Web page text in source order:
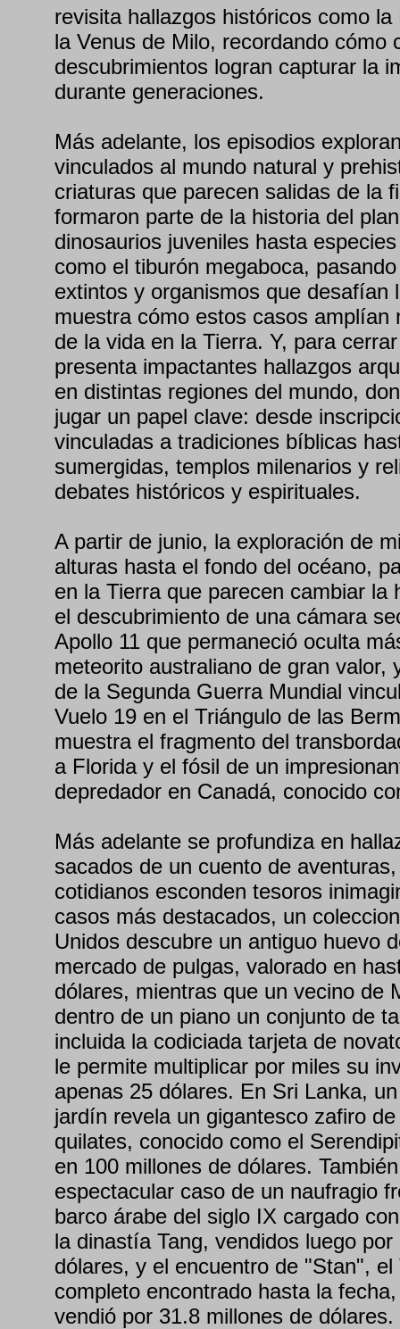
revisita hallazgos históricos como
la Venus de Milo, recordando cómo
descubrimientos logran capturar la
durante generaciones.
Más adelante, los episodios
vinculados al mundo natural y
criaturas que parecen salidas de la
formaron parte de la historia del
dinosaurios juveniles hasta
como el tiburón megaboca,
extintos y organismos que desafían
muestra cómo estos casos amplían
de la vida en la Tierra. Y, para
presenta impactantes hallazgos
en distintas regiones del mundo,
jugar un papel clave: desde
vinculadas a tradiciones bíblicas
sumergidas, templos milenarios y
debates históricos y espirituales.
A partir de junio, la exploración de
alturas hasta el fondo del océano,
en la Tierra que parecen cambiar la
el descubrimiento de una cámara
Apollo 11 que permaneció oculta
meteorito australiano de gran valor,
de la Segunda Guerra Mundial
Vuelo 19 en el Triángulo de las
muestra el fragmento del
a Florida y el fósil de un
depredador en Canadá, conocido
Más adelante se profundiza en
sacados de un cuento de
cotidianos esconden tesoros
casos más destacados, un
Unidos descubre un antiguo huevo
mercado de pulgas, valorado en
dólares, mientras que un vecino de
dentro de un piano un conjunto de
incluida la codiciada tarjeta de
le permite multiplicar por miles su
apenas 25 dólares. En Sri Lanka,
jardín revela un gigantesco zafiro
quilates, conocido como el
en 100 millones de dólares.
espectacular caso de un naufragio
barco árabe del siglo IX cargado
la dinastía Tang, vendidos luego
dólares, y el encuentro de "Stan",
completo encontrado hasta la
vendió por 31.8 millones de dólares.